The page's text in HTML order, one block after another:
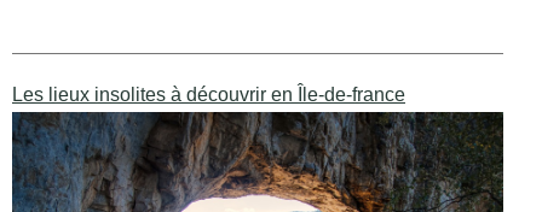
Les lieux insolites à découvrir en Île-de-france